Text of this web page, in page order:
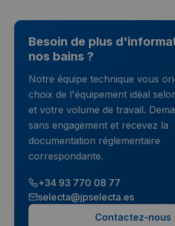
Besoin de plus
nos bains ?
Notre équipe technique vous
choix de l'équipement idéal
et votre volume de travail.
sans engagement et recevez la
documentation réglementaire
correspondante.
+34 93 770 08 77
selecta@jpselecta.es
Contactez-nous